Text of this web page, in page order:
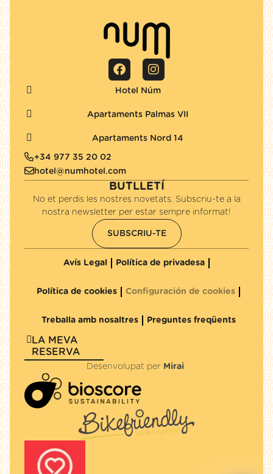
Hotel Núm
Apartaments Palmas VII
Apartaments Nord 14
+34 977 35 20 02
hotel@numhotel.com
BUTLLETÍ
No et perdis les nostres novetats. Subscriu-te a la
nostra newsletter per estar sempre informat!
SUBSCRIU-TE
Avís Legal Política de privadesa
Política de cookies Configuración de cookies
Treballa amb nosaltres Preguntes freqüents
LA MEVA
RESERVA
Desenvolupat per Mirai